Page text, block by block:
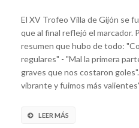
El XV Trofeo Villa de Gijón se
que al final reflejó el marcador.
resumen que hubo de todo:
regulares" - "Mal la primera
graves que nos costaron
vibrante y fuimos más
LEER MÁS